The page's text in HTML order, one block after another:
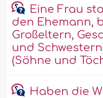
Eine Frau
den Ehemann,
Großeltern,
und
(Söhne und
Haben die